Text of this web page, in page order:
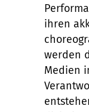
ihren
werden
Medien